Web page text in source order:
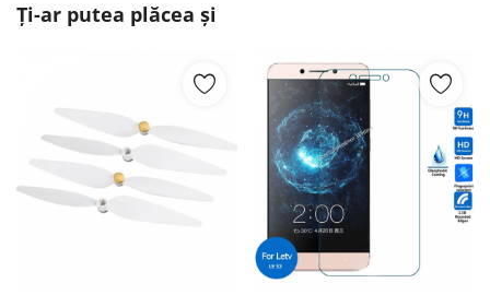
Ți-ar putea plăcea și